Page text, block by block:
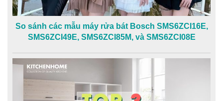
So sánh các mẫu máy rửa bát Bosch SMS6ZCI16E,
SMS6ZCI49E, SMS6ZCI85M, và SMS6ZCI08E